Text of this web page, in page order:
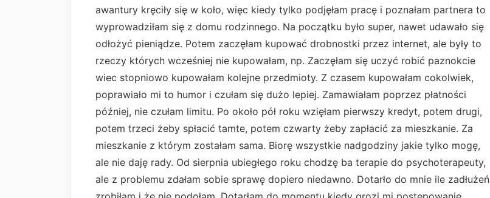
awantury kręciły się w koło, więc kiedy tylko podjęłam pracę i poznałam partnera to
wyprowadziłam się z domu rodzinnego. Na początku było super, nawet udawało się
odłożyć pieniądze. Potem zaczęłam kupować drobnostki przez internet, ale były to
rzeczy których wcześniej nie kupowałam, np. Zaczęłam się uczyć robić paznokcie
wiec stopniowo kupowałam kolejne przedmioty. Z czasem kupowałam cokolwiek,
poprawiało mi to humor i czułam się dużo lepiej. Zamawiałam poprzez płatności
później, nie czułam limitu. Po około pół roku wzięłam pierwszy kredyt, potem drugi,
potem trzeci żeby spłacić tamte, potem czwarty żeby zapłacić za mieszkanie. Za
mieszkanie z którym zostałam sama. Biorę wszystkie nadgodziny jakie tylko mogę,
ale nie daję rady. Od sierpnia ubiegłego roku chodzę ba terapie do psychoterapeuty,
ale z problemu zdałam sobie sprawę dopiero niedawno. Dotarło do mnie ile zadłużeń